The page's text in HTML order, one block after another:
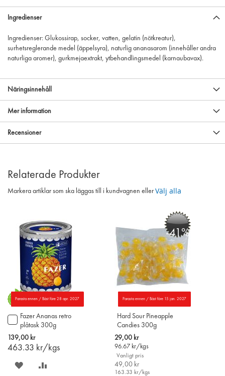
Ingredienser
Ingredienser: Glukossirap, socker, vatten, gelatin (nötkreatur),
surhetsreglerande medel (äppelsyra), naturlig ananasarom (innehåller andra
naturliga aromer), gurkmejaextrakt, ytbehandlingsmedel (karnaubavax).
Näringsinnehåll
Mer information
Recensioner
Relaterade Produkter
Markera artiklar som ska läggas till i kundvagnen eller Välj alla
Parasta ennen / Bäst före 28 apr. 2027
Fazer Ananas retro
plåtask 300g
139,00 kr
463.33 kr/kgs
Lägg
till
i
varukorgen
SPARA
-41%
Parasta ennen / Bäst före 15 jan. 2027
Hard Sour Pineapple
Candies 300g
Special
Price
29,00 kr
96.67 kr/kgs
Vanligt pris
49,00 kr
163.33 kr/kgs